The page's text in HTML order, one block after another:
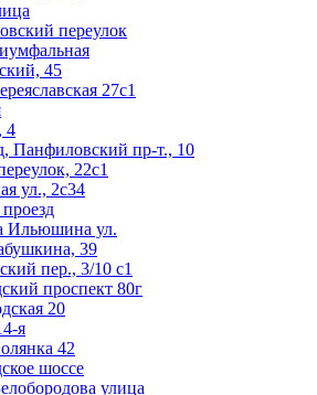
переулок
45
27с1
4
Панфиловский пр-т., 10
22с1
ул., 2с34
Ильюшина ул.
39
пер., 3/10 с1
проспект 80г
20
я
42
шоссе
улица